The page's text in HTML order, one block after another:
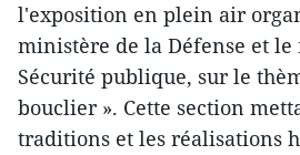
l'exposition en plein air
ministère de la Défense et
Sécurité publique, sur le
bouclier ». Cette section
traditions et les réalisations